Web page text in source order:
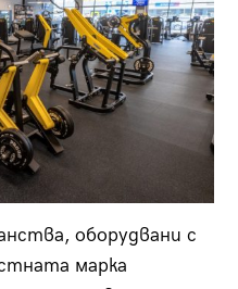
оборудвани с
марка